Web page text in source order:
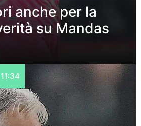
anche per la
su Mandas